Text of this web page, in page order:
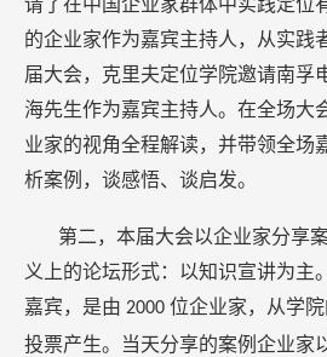
的企业家作为嘉宾主持人，从实践
届大会，克里夫定位学院邀请南孚
海先生作为嘉宾主持人。在全场大
业家的视角全程解读，并带领全场
析案例，谈感悟、谈启发。
第二，本届大会以企业家分享
义上的论坛形式：以知识宣讲为主
嘉宾，是由 2000 位企业家，从学院
投票产生。当天分享的案例企业家